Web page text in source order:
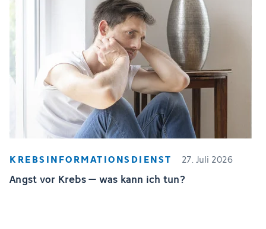
KREBSINFORMATIONSDIENST 27. Juli 2026
Angst vor Krebs – was kann ich tun?